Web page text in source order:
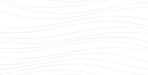
nbg.gov.ge/gw/api/ct/
pages/flat/Flat.php
in